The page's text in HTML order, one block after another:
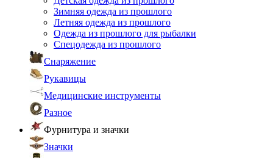
Зимняя одежда из прошлого
Летняя одежда из прошлого
Одежда из прошлого для рыбалки
Спецодежда из прошлого
Снаряжение
Рукавицы
Медицинские инструменты
Разное
Фурнитура и значки
Значки